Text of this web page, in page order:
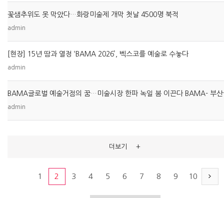
꽃샘추위도 못 막았다…화랑미술제 개막 첫날 4500명 북적
admin
[현장] 15년 땀과 열정 ‘BAMA 2026’, 벡스코를 예술로 수놓다
admin
admin
더보기 +
1 2 3 4 5 6 7 8 9 10